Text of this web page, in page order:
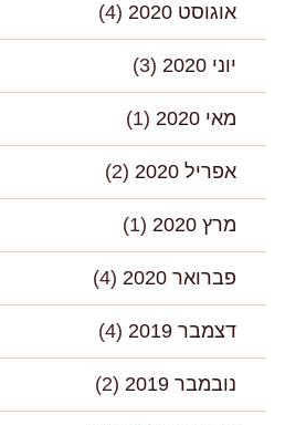
אוגוסט 2020 (4)
יוני 2020 (3)
מאי 2020 (1)
אפריל 2020 (2)
מרץ 2020 (1)
פברואר 2020 (4)
דצמבר 2019 (4)
נובמבר 2019 (2)